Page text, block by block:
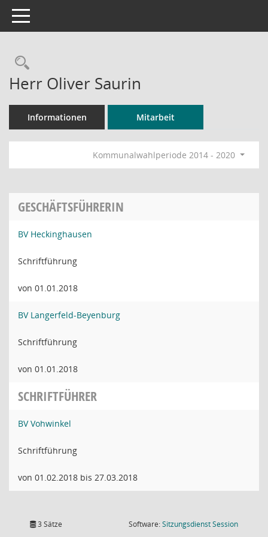
Toggle navigation
Rechercheauswahl
Herr Oliver Saurin
Informationen Mitarbeit
Kommunalwahlperiode 2014 - 2020
GESCHÄFTSFÜHRERIN
BV Heckinghausen
Schriftführung
von 01.01.2018
BV Langerfeld-Beyenburg
Schriftführung
von 01.01.2018
SCHRIFTFÜHRER
BV Vohwinkel
Schriftführung
von 01.02.2018 bis 27.03.2018
3 Sätze Software:SitzungsdienstSession(Wird in